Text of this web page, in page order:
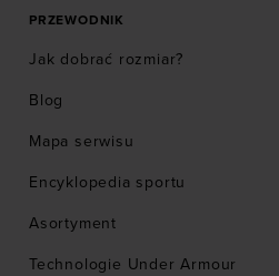
PRZEWODNIK
Jak dobrać rozmiar?
Blog
Mapa serwisu
Encyklopedia sportu
Asortyment
Technologie Under Armour